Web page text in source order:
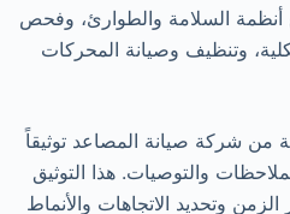
أنظمة السلامة والطوارئ، وفحص
وتنظيف وصيانة المحركات
من شركة صيانة المصاعد توثيقاً
والتوصيات. هذا التوثيق
وتحديد الاتجاهات والأنماط